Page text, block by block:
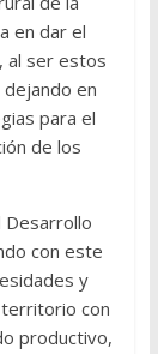
en dar el
al ser estos
en
para el
de los
Desarrollo
con este
y
con
productivo,